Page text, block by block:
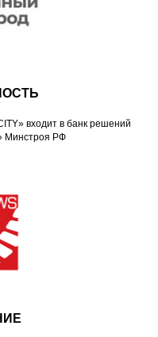
входит в банк решений
Минстроя РФ